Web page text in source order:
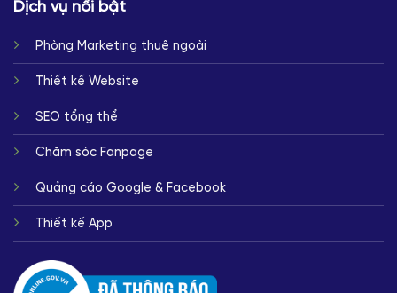
Dịch vụ nổi bật
Phòng Marketing thuê ngoài
Thiết kế Website
SEO tổng thể
Chăm sóc Fanpage
Quảng cáo Google & Facebook
Thiết kế App